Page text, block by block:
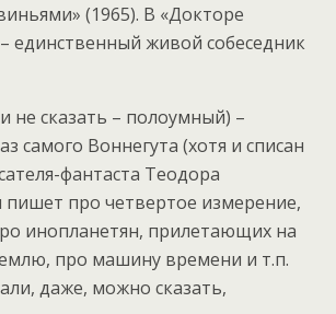
(1965). В «Докторе
единственный живой собеседник
не сказать – полоумный) –
самого Воннегута (хотя и списан
фантаста Теодора
про четвертое измерение,
инопланетян, прилетающих на
про машину времени и т.п.
даже, можно сказать,